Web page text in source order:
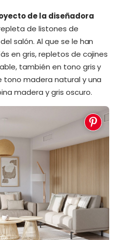
de la diseñadora
de listones de
salón. Al que se le han
en gris, repletos de cojines
también en tono gris y
tono madera natural y una
madera y gris oscuro.